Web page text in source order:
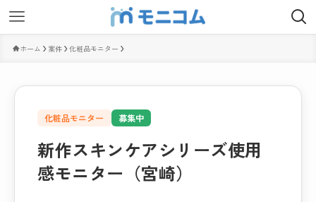
ホーム 案件 化粧品モニター
化粧品モニター 募集中
新作スキンケアシリーズ使用
感モニター（宮崎）